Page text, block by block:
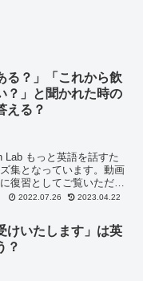
る？」「これから飲
？」と聞かれた時の
える？
Lab もっと英語を話すた
集となっています。動画
復習としてご覧いただけ
がありますか？」と聞か
2022.07.26 2023.04.22
けいたします」は英
？